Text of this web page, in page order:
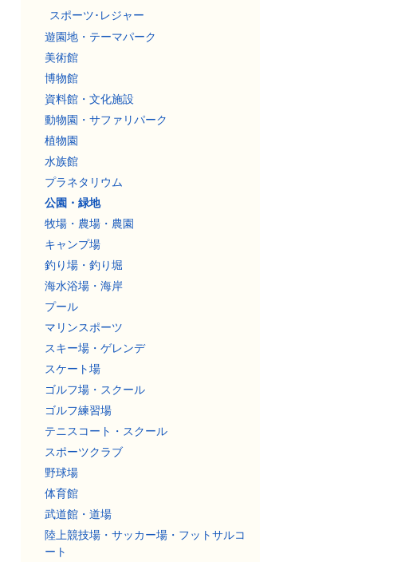
スポーツ･レジャー
遊園地・テーマパーク
美術館
博物館
資料館・文化施設
動物園・サファリパーク
植物園
水族館
プラネタリウム
公園・緑地
牧場・農場・農園
キャンプ場
釣り場・釣り堀
海水浴場・海岸
プール
マリンスポーツ
スキー場・ゲレンデ
スケート場
ゴルフ場・スクール
ゴルフ練習場
テニスコート・スクール
スポーツクラブ
野球場
体育館
武道館・道場
陸上競技場・サッカー場・フットサルコ
ート